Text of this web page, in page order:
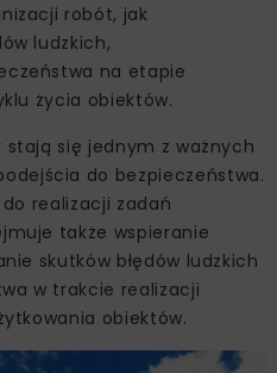
robót, jak
ludzkich,
na etapie
życia obiektów.
się jednym z ważnych
do bezpieczeństwa.
realizacji zadań
także wspieranie
skutków błędów ludzkich
w trakcie realizacji
obiektów.